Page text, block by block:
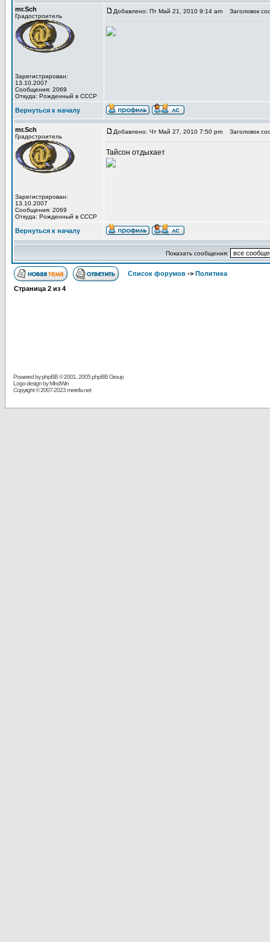
mr.Sch
Градостроитель
Зарегистрирован:
13.10.2007
Сообщения: 2069
Откуда: Рожденный в СССР
Добавлено: Пт Май 21, 2010 9:14 am Заголовок
Вернуться к началу
mr.Sch
Градостроитель
Зарегистрирован:
13.10.2007
Сообщения: 2069
Откуда: Рожденный в СССР
Добавлено: Чт Май 27, 2010 7:50 pm Заголовок
Тайсон отдыхает
Вернуться к началу
Показать сообщения:
Список форумов -> Политика
Страница 2 из 4
Powered byphpBB© 2001, 2005 phpBB Group
Logo design by MindWin
Copyright © 2007-2023 merefa.net